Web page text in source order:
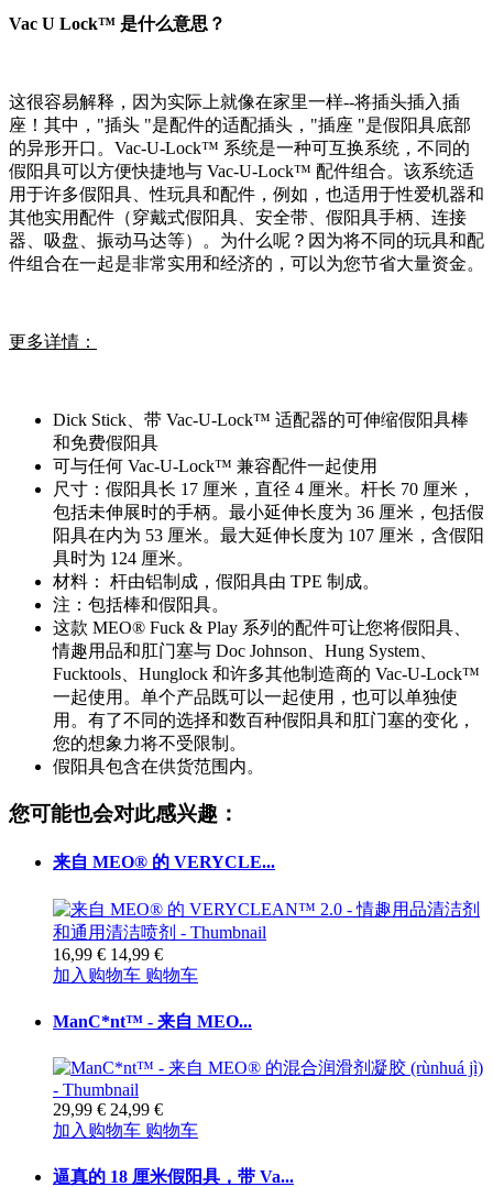
Vac U Lock™ 是什么意思？
这很容易解释，因为实际上就像在家里一样--将插头插入插
座！其中，"插头 "是配件的适配插头，"插座 "是假阳具底部
的异形开口。Vac-U-Lock™ 系统是一种可互换系统，不同的
假阳具可以方便快捷地与 Vac-U-Lock™ 配件组合。该系统适
用于许多假阳具、性玩具和配件，例如，也适用于性爱机器和
其他实用配件（穿戴式假阳具、安全带、假阳具手柄、连接
器、吸盘、振动马达等）。为什么呢？因为将不同的玩具和配
件组合在一起是非常实用和经济的，可以为您节省大量资金。
更多详情：
Dick Stick、带 Vac-U-Lock™ 适配器的可伸缩假阳具棒
和免费假阳具
可与任何 Vac-U-Lock™ 兼容配件一起使用
尺寸：假阳具长 17 厘米，直径 4 厘米。杆长 70 厘米，
包括未伸展时的手柄。最小延伸长度为 36 厘米，包括假
阳具在内为 53 厘米。最大延伸长度为 107 厘米，含假阳
具时为 124 厘米。
材料： 杆由铝制成，假阳具由 TPE 制成。
注：包括棒和假阳具。
这款 MEO® Fuck & Play 系列的配件可让您将假阳具、
情趣用品和肛门塞与 Doc Johnson、Hung System、
Fucktools、Hunglock 和许多其他制造商的 Vac-U-Lock™
一起使用。单个产品既可以一起使用，也可以单独使
用。有了不同的选择和数百种假阳具和肛门塞的变化，
您的想象力将不受限制。
假阳具包含在供货范围内。
您可能也会对此感兴趣：
来自 MEO® 的 VERYCLE...
16,99 € 14,99 €
加入购物车 购物车
ManC*nt™ - 来自 MEO...
29,99 € 24,99 €
加入购物车 购物车
逼真的 18 厘米假阳具，带 Va...